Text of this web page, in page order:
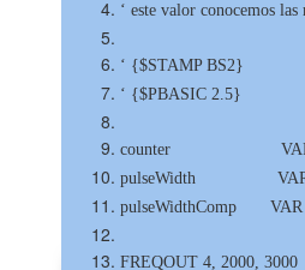
‘ este valor conocemos
‘ {$STAMP BS2}
‘ {$PBASIC 2.5}
counter VAR
pulseWidth
pulseWidthComp
FREQOUT 4, 2000,